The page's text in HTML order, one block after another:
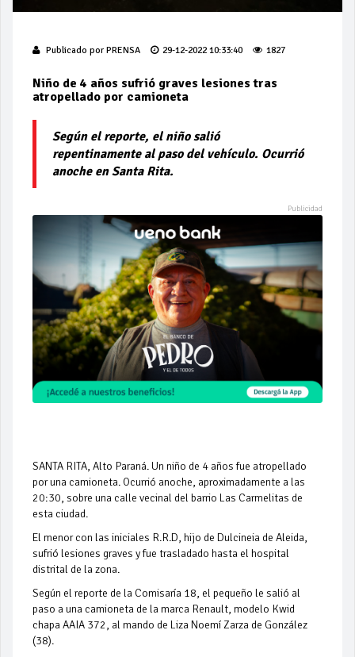
Publicado por PRENSA 29-12-2022 10:33:40 1827
Niño de 4 años sufrió graves lesiones tras
atropellado por camioneta
Según el reporte, el niño salió
repentinamente al paso del vehículo. Ocurrió
anoche en Santa Rita.
SANTA RITA, Alto Paraná. Un niño de 4 años fue atropellado
por una camioneta. Ocurrió anoche, aproximadamente a las
20:30, sobre una calle vecinal del barrio Las Carmelitas de
esta ciudad.
El menor con las iniciales R.R.D, hijo de Dulcineia de Aleida,
sufrió lesiones graves y fue trasladado hasta el hospital
distrital de la zona.
Según el reporte de la Comisaría 18, el pequeño le salió al
paso a una camioneta de la marca Renault, modelo Kwid
chapa AAIA 372, al mando de Liza Noemí Zarza de González
(38).